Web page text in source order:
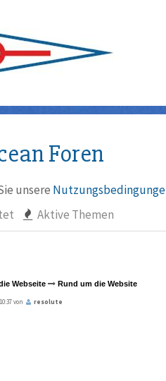
Foren
unsere
Aktive Themen
Webseite Rund um die Website
von resolute